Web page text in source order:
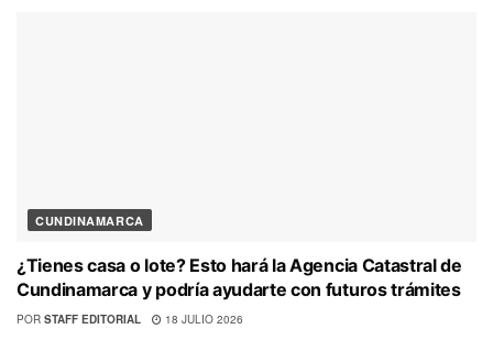
CUNDINAMARCA
¿Tienes casa o lote? Esto hará la Agencia Catastral de
Cundinamarca y podría ayudarte con futuros trámites
POR STAFF EDITORIAL 18 JULIO 2026